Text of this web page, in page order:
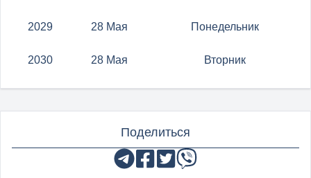
2029 28 Мая Понедельник
2030 28 Мая Вторник
Поделиться